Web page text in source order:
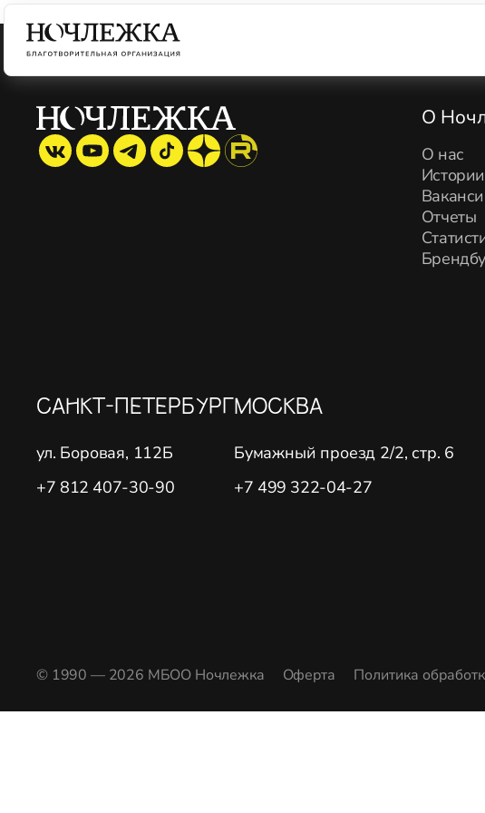
О
О нас
Отчеты
САНКТ-ПЕТЕРБУРГ
ул. Боровая, 112Б
+7 812 407-30-90
МОСКВА
Бумажный проезд 2/2, стр. 6
+7 499 322-04-27
© 1990 — 2026 МБОО Ночлежка Оферта Политика